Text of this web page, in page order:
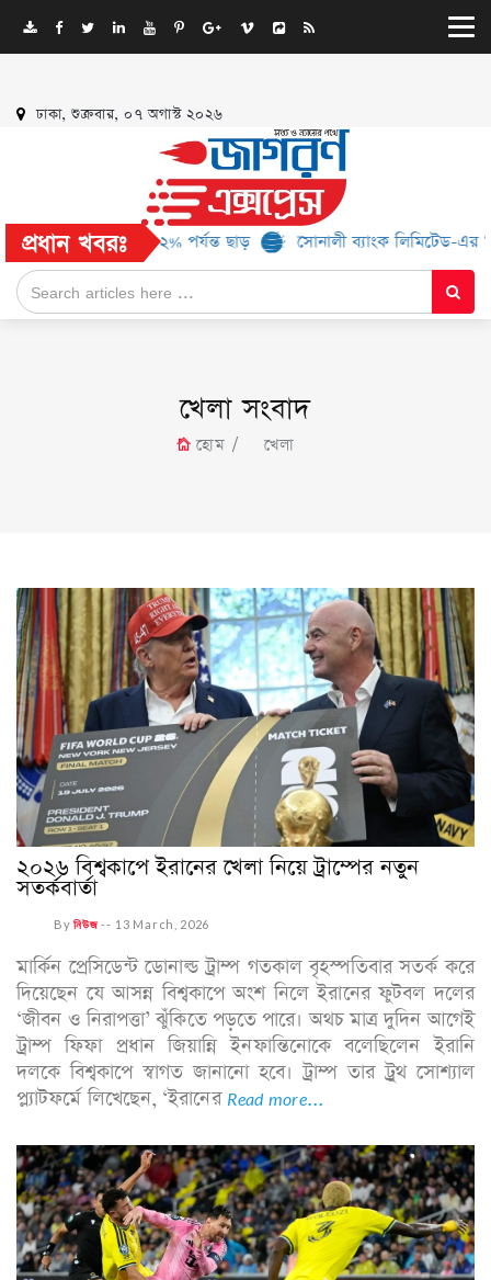
ঢাকা, শুক্রবার, ০৭ অগাস্ট ২০২৬
প্রধান খবরঃ
৫২% পর্যন্ত ছাড় সোনালী ব্যাংক লিমিটেড-এর ‘কৃষক কার্ড’
খেলা সংবাদ
হোম খেলা
২০২৬ বিশ্বকাপে ইরানের খেলা নিয়ে ট্রাম্পের নতুন
সতর্কবার্তা
Byনিউজ -- 13 March, 2026
মার্কিন প্রেসিডেন্ট ডোনাল্ড ট্রাম্প গতকাল বৃহস্পতিবার সতর্ক করে
দিয়েছেন যে আসন্ন বিশ্বকাপে অংশ নিলে ইরানের ফুটবল দলের
‘জীবন ও নিরাপত্তা’ ঝুঁকিতে পড়তে পারে। অথচ মাত্র দুদিন আগেই
ট্রাম্প ফিফা প্রধান জিয়ান্নি ইনফান্তিনোকে বলেছিলেন ইরানি
দলকে বিশ্বকাপে স্বাগত জানানো হবে। ট্রাম্প তার ট্রুথ সোশ্যাল
প্ল্যাটফর্মে লিখেছেন, ‘ইরানের Read more...